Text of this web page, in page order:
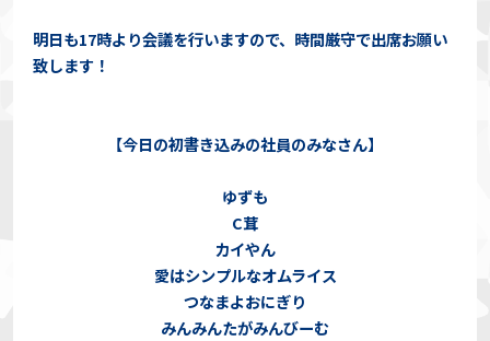
明日も17時より会議を行いますので、時間厳守で出席お願い
致します！
【今日の初書き込みの社員のみなさん】
ゆずも
C茸
カイやん
愛はシンプルなオムライス
つなまよおにぎり
みんみんたがみんびーむ